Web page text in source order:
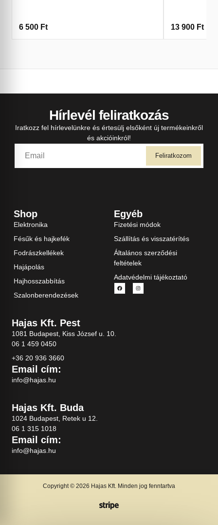
6 500 Ft 13 900 Ft
Hírlevél feliratkozás
Iratkozz fel hírlevelünkre és értesülj elsőként új termékeinkről
és akcióinkról!
Feliratkozom
Shop
Elektronika
Fésűk és hajkefék
Fodrászkellékek
Hajápolás
Hajhosszabbítás
Szalonberendezések
Egyéb
Fizetési módok
Szállítás és visszatérítés
Általános szerződési
feltételek
Adatvédelmi tájékoztató
Hajas Kft. Pest
1081 Budapest, Kiss József u. 10.
06 1 459 0450
+36 20 936 3660
Email cím:
info@hajas.hu
Hajas Kft. Buda
1024 Budapest, Retek u 12.
06 1 315 1018
Email cím:
info@hajas.hu
Copyright © 2026 Hajas Kft. Minden jog fenntartva